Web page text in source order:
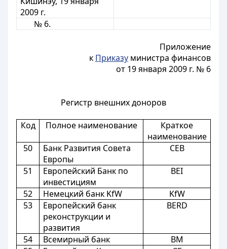
2009 г.
№ 6.
Приложение
к Приказу министра финансов
от 19 января 2009 г. № 6
Регистр внешних доноров
Код Полное наименование
Краткое
наименование
50
Банк Развития Совета
Европы
СЕВ
51
Европейский Банк по
инвестициям
BEI
52 Немецкий банк KfW
KfW
53
Европейский банк
реконструкции и
развития
BERD
54 Всемирный банк
BM